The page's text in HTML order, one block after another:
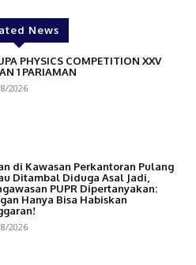
News
PHYSICS COMPETITION XXV
1 PARIAMAN
2026
di Kawasan Perkantoran Pulang
Ditambal Diduga Asal Jadi,
PUPR Dipertanyakan:
Hanya Bisa Habiskan
2026